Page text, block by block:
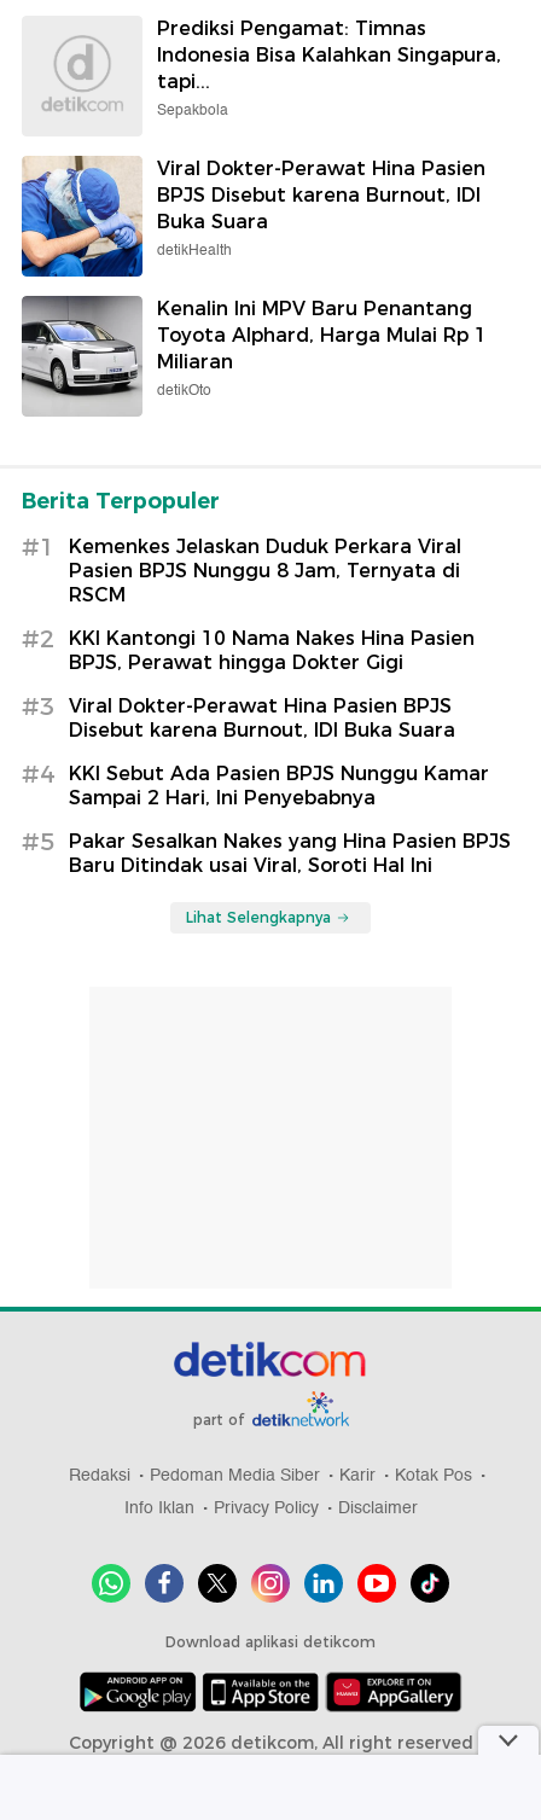
Prediksi Pengamat: Timnas
Indonesia Bisa Kalahkan Singapura,
tapi...
Sepakbola
Viral Dokter-Perawat Hina Pasien
BPJS Disebut karena Burnout, IDI
Buka Suara
detikHealth
Kenalin Ini MPV Baru Penantang
Toyota Alphard, Harga Mulai Rp 1
Miliaran
detikOto
Berita Terpopuler
#1
Kemenkes Jelaskan Duduk Perkara Viral
Pasien BPJS Nunggu 8 Jam, Ternyata di
RSCM
#2
KKI Kantongi 10 Nama Nakes Hina Pasien
BPJS, Perawat hingga Dokter Gigi
#3
Viral Dokter-Perawat Hina Pasien BPJS
Disebut karena Burnout, IDI Buka Suara
#4
KKI Sebut Ada Pasien BPJS Nunggu Kamar
Sampai 2 Hari, Ini Penyebabnya
#5
Pakar Sesalkan Nakes yang Hina Pasien BPJS
Baru Ditindak usai Viral, Soroti Hal Ini
Lihat Selengkapnya
part of
Redaksi Pedoman Media Siber Karir
Kotak Pos
Info Iklan
Privacy Policy Disclaimer
Download aplikasi detikcom
Copyright @ 2026 detikcom, All right reserved